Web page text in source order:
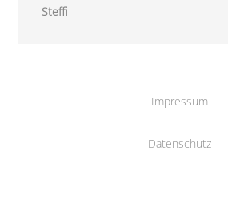
Steffi
Impressum
Datenschutz